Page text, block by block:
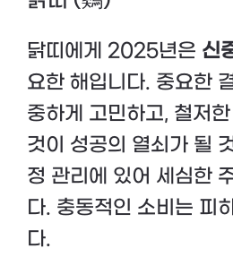
닭띠에게 2025년은 신
요한 해입니다. 중요한
중하게 고민하고, 철저
것이 성공의 열쇠가 될
정 관리에 있어 세심한
다. 충동적인 소비는 피
다.